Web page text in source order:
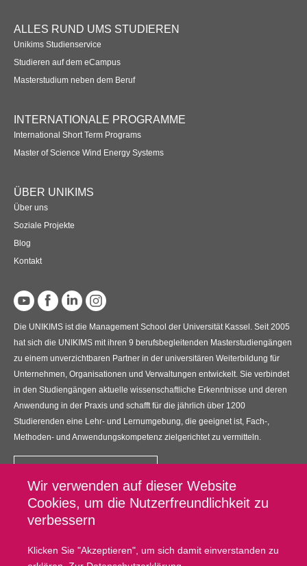
ALLES RUND UMS STUDIEREN
Unikims Studienservice
Studieren auf dem eCampus
Masterstudium neben dem Beruf
INTERNATIONALE PROGRAMME
International Short Term Programs
Master of Science Wind Energy Systems
ÜBER UNIKIMS
Über uns
Soziale Projekte
Blog
Kontakt
Die UNIKIMS ist die Management School der Universität Kassel. Seit 2005
hat sich die UNIKIMS mit ihren 9 berufsbegleitenden Masterstudiengängen
zu einem unverzichtbaren Partner in der universitären Weiterbildung für
Unternehmen, Organisationen und Verwaltungen entwickelt. Sie verbindet
in den Studiengängen aktuelle wissenschaftliche Erkenntnisse und deren
Anwendung in der Praxis und schafft für die jährlich über 1200
Studierenden eine Lehr- und Lernumgebung, die geeignet ist, Fach-,
Methoden- und Anwendungskompetenz zielgerichtet zu vermitteln.
UNIKIMS GmbH
Universitätsplatz 12, 34127 Kassel
Fußzeilenmenü
Datenschutz
Wir verwenden auf dieser Website
Cookies, um die Nutzerfreundlichkeit zu
verbessern
Klicken Sie "Akzeptieren", um sich damit einverstanden zu